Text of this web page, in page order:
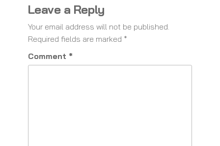
Leave a Reply
Your email address will not be published.
Required fields are marked *
Comment *